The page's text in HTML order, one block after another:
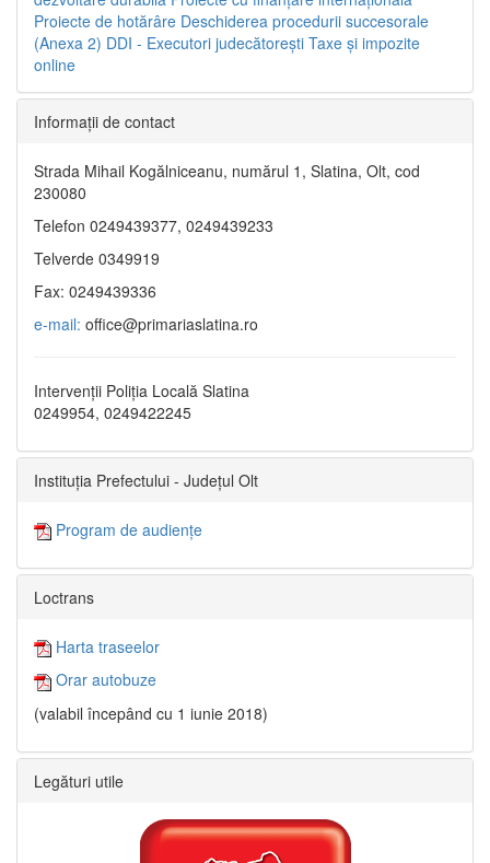
Proiecte de hotărâre Deschiderea procedurii succesorale
(Anexa 2) DDI - Executori judecătorești Taxe şi impozite
online
Informaţii de contact
Strada Mihail Kogălniceanu, numărul 1, Slatina, Olt, cod
230080
Telefon 0249439377, 0249439233
Telverde 0349919
Fax: 0249439336
e-mail: office@primariaslatina.ro
Intervenții Poliția Locală Slatina
0249954, 0249422245
Instituția Prefectului - Județul Olt
Program de audiențe
Loctrans
Harta traseelor
Orar autobuze
(valabil începând cu 1 iunie 2018)
Legături utile